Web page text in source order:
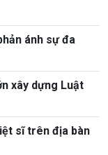
ánh sự đa
xây dựng Luật
sĩ trên địa bàn